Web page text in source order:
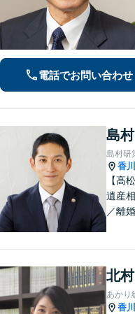
電話でお問い合わせ
島
島村研
香
【高
遺産
／離
供し
北
あかり
香